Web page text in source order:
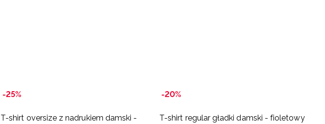
-25%
T-shirt oversize z nadrukiem damski -
-20%
T-shirt regular gładki damski - fioletowy